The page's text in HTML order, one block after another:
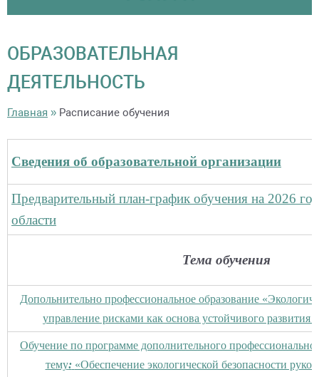
ОБРАЗОВАТЕЛЬНАЯ
ДЕЯТЕЛЬНОСТЬ
Главная » Расписание обучения
Сведения об образовательной организации
Предварительный план-график обучения на
области
Тема обучения
Допольнительно профессиональное образование
управление рисками как основа устойчивого развития
Обучение по программе дополнительного
тему: «Обеспечение экологической безопасности